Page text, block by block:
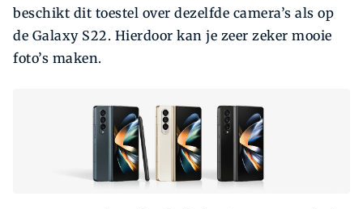
beschikt dit toestel over dezelfde camera’s als op
de Galaxy S22. Hierdoor kan je zeer zeker mooie
foto’s maken.